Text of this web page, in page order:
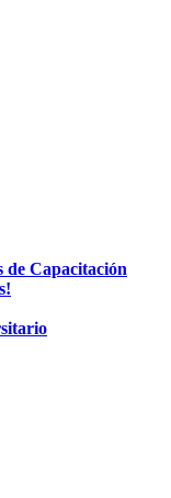
de Capacitación